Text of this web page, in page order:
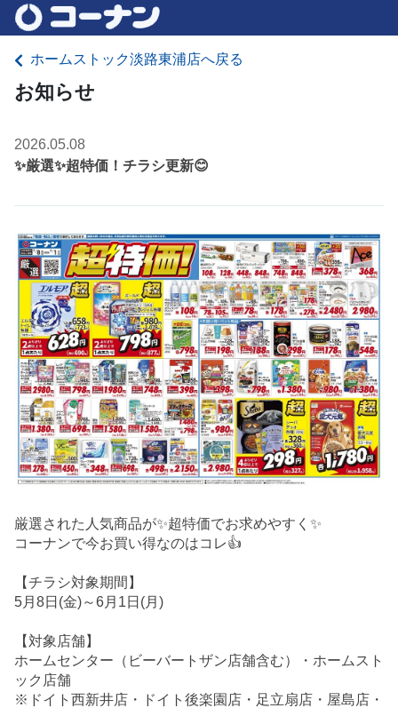
ホームストック淡路東浦店へ戻る
お知らせ
2026.05.08
✨厳選✨超特価！チラシ更新😊
厳選された人気商品が✨超特価でお求めやすく✨
コーナンで今お買い得なのはコレ👍
【チラシ対象期間】
5月8日(金)～6月1日(月)
【対象店舗】
ホームセンター（ビーバートザン店舗含む）・ホームスト
ック店舗
※ドイト西新井店・ドイト後楽園店・足立扇店・屋島店・